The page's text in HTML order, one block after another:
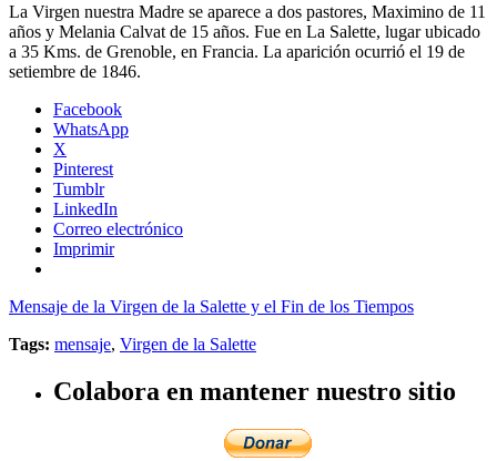
La Virgen nuestra Madre se aparece a dos pastores, Maximino de 11
años y Melania Calvat de 15 años. Fue en La Salette, lugar ubicado
a 35 Kms. de Grenoble, en Francia. La aparición ocurrió el 19 de
setiembre de 1846.
Facebook
WhatsApp
X
Pinterest
Tumblr
LinkedIn
Correo electrónico
Imprimir
Mensaje de la Virgen de la Salette y el Fin de los Tiempos
Tags: mensaje, Virgen de la Salette
Colabora en mantener nuestro sitio